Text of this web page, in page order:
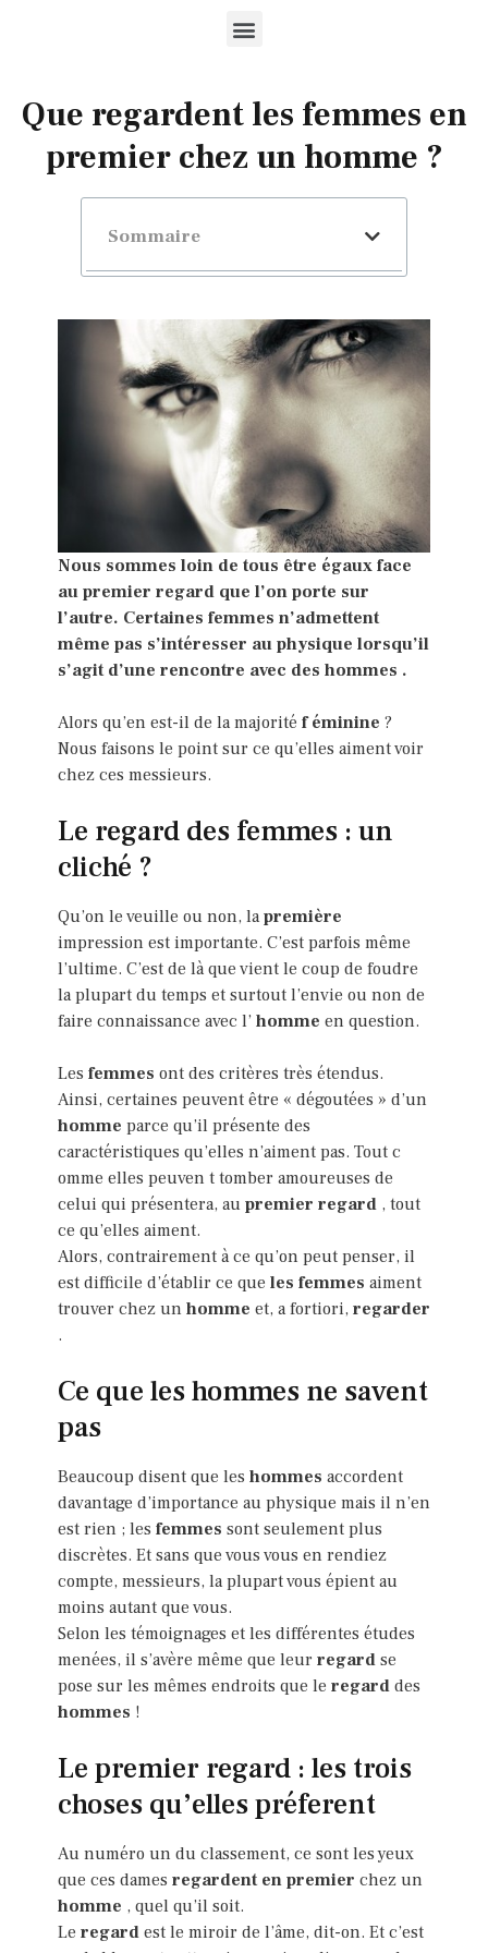
Que regardent les femmes en
premier chez un homme ?
Sommaire
Nous sommes loin de tous être égaux face
au premier regard que l’on porte sur
l’autre. Certaines femmes n’admettent
même pas s’intéresser au physique lorsqu’il
s’agit d’une rencontre avec des hommes .
Alors qu’en est-il de la majorité f éminine ?
Nous faisons le point sur ce qu’elles aiment voir
chez ces messieurs.
Le regard des femmes : un
cliché ?
Qu’on le veuille ou non, la première
impression est importante. C’est parfois même
l’ultime. C’est de là que vient le coup de foudre
la plupart du temps et surtout l’envie ou non de
faire connaissance avec l’ homme en question.
Les femmes ont des critères très étendus.
Ainsi, certaines peuvent être « dégoutées » d’un
homme parce qu’il présente des
caractéristiques qu’elles n’aiment pas. Tout c
omme elles peuven t tomber amoureuses de
celui qui présentera, au premier regard , tout
ce qu’elles aiment.
Alors, contrairement à ce qu’on peut penser, il
est difficile d’établir ce que les femmes aiment
trouver chez un homme et, a fortiori, regarder
.
Ce que les hommes ne savent
pas
Beaucoup disent que les hommes accordent
davantage d’importance au physique mais il n’en
est rien ; les femmes sont seulement plus
discrètes. Et sans que vous vous en rendiez
compte, messieurs, la plupart vous épient au
moins autant que vous.
Selon les témoignages et les différentes études
menées, il s’avère même que leur regard se
pose sur les mêmes endroits que le regard des
hommes !
Le premier regard : les trois
choses qu’elles préferent
Au numéro un du classement, ce sont les yeux
que ces dames regardent en premier chez un
homme , quel qu’il soit.
Le regard est le miroir de l’âme, dit-on. Et c’est